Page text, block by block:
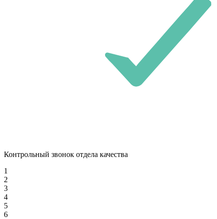
Контрольный звонок отдела качества
1
2
3
4
5
6